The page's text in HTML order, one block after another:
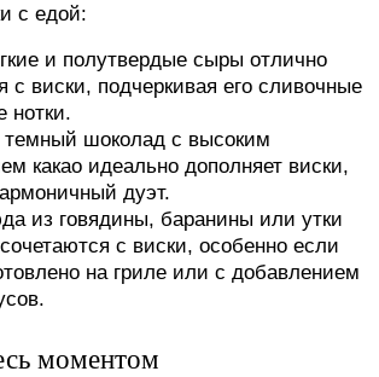
с едой:
и полутвердые сыры отлично
с виски, подчеркивая его сливочные
нотки.
темный шоколад с высоким
какао идеально дополняет виски,
дуэт.
из говядины, баранины или утки
с виски, особенно если
на гриле или с добавлением
моментом